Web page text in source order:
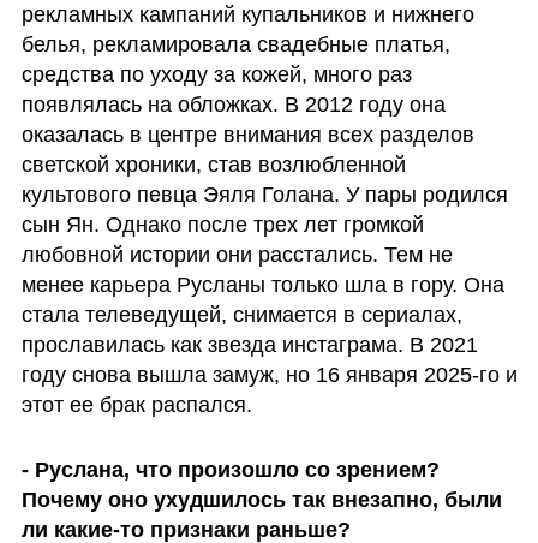
рекламных кампаний купальников и нижнего
белья, рекламировала свадебные платья,
средства по уходу за кожей, много раз
появлялась на обложках. В 2012 году она
оказалась в центре внимания всех разделов
светской хроники, став возлюбленной
культового певца Эяля Голана. У пары родился
сын Ян. Однако после трех лет громкой
любовной истории они расстались. Тем не
менее карьера Русланы только шла в гору. Она
стала телеведущей, снимается в сериалах,
прославилась как звезда инстаграма. В 2021
году снова вышла замуж, но 16 января 2025-го и
этот ее брак распался.
- Руслана, что произошло со зрением?
Почему оно ухудшилось так внезапно, были
ли какие-то признаки раньше?